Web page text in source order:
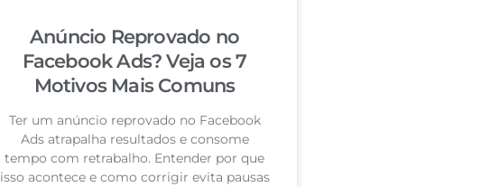
Anúncio Reprovado no
Facebook Ads? Veja os 7
Motivos Mais Comuns
Ter um anúncio reprovado no Facebook
Ads atrapalha resultados e consome
tempo com retrabalho. Entender por que
isso acontece e como corrigir evita pausas